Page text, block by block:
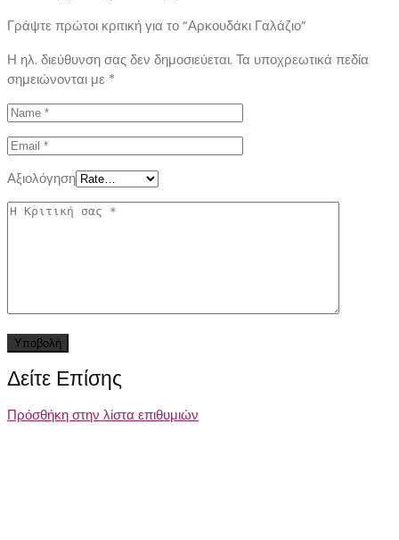
Γράψτε πρώτοι κριτική για το “Αρκουδάκι Γαλάζιο”
Η ηλ. διεύθυνση σας δεν δημοσιεύεται. Τα υποχρεωτικά πεδία
σημειώνονται με *
Αξιολόγηση
Δείτε Επίσης
Πρόσθήκη στην λίστα επιθυμιών